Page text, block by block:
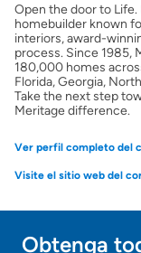
Calcular mi
Obtener
Open the door to
homebuilder known
interiors, award-
process. Since 1985,
180,000 homes
Florida, Georgia,
Take the next step
Meritage difference.
Ver perfil completo del
Visite el sitio web del
Obtenga